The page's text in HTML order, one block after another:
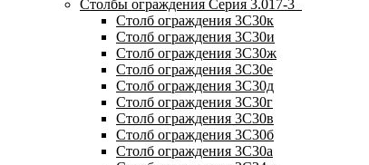
Столбы ограждения Серия 3.017-3
Столб ограждения 3С30к
Столб ограждения 3С30и
Столб ограждения 3С30ж
Столб ограждения 3С30е
Столб ограждения 3С30д
Столб ограждения 3С30г
Столб ограждения 3С30в
Столб ограждения 3С30б
Столб ограждения 3С30а